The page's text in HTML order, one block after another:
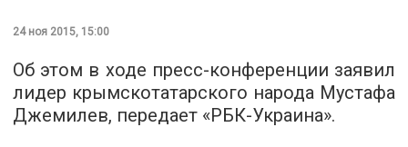
24 ноя 2015, 15:00
Об этом в ходе пресс-конференции заявил
лидер крымскотатарского народа Мустафа
Джемилев, передает «РБК-Украина».